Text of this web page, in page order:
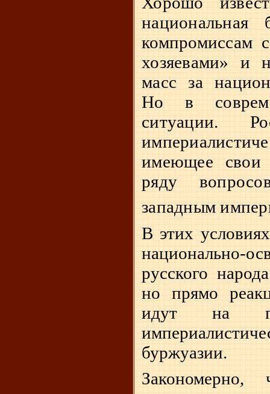
национальная
компромиссам
хозяевами» и
масс за
Но в
ситуации.
имеющее свои
ряду
западным
В этих
национально-
русского
но прямо
идут на
буржуазии.